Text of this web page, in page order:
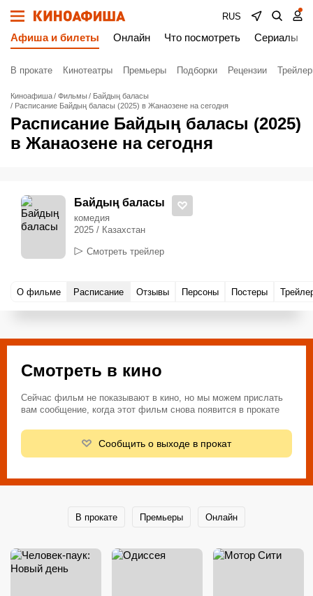
RUS
Афиша и билеты Онлайн Что посмотреть Сериалы
В прокате Кинотеатры Премьеры Подборки Рецензии
Киноафиша Фильмы
Байдың баласы
Расписание Байдың баласы (2025) в Жанаозене на сегодня
Расписание Байдың баласы (2025)
в Жанаозене на сегодня
Байдың баласы
комедия
2025 / Казахстан
Смотреть трейлер
О фильме Расписание Отзывы Персоны Постеры
Смотреть в кино
Сейчас фильм не показывают в кино, но мы можем прислать
вам сообщение, когда этот фильм снова появится в прокате
Сообщить о выходе в прокат
В прокате Премьеры Онлайн